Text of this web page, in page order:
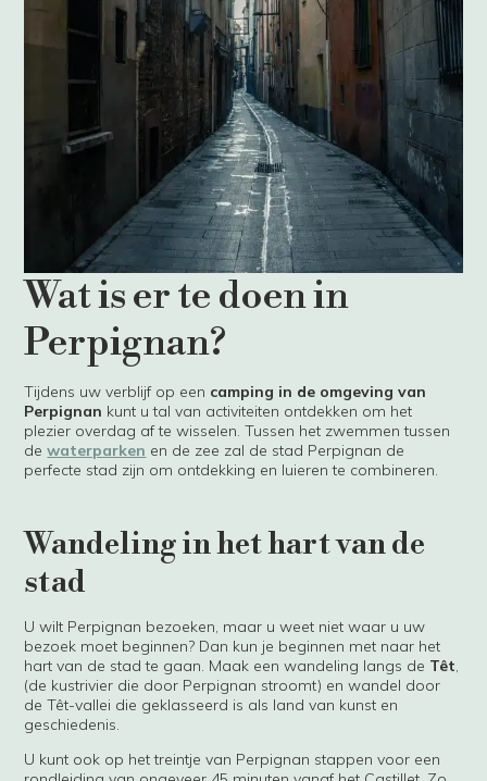
Wat is er te doen in
Perpignan?
Tijdens uw verblijf op een camping in de omgeving van
Perpignan kunt u tal van activiteiten ontdekken om het
plezier overdag af te wisselen. Tussen het zwemmen tussen
dewaterparken en de zee zal de stad Perpignan de
perfecte stad zijn om ontdekking en luieren te combineren.
Wandeling in het hart van de
stad
U wilt Perpignan bezoeken, maar u weet niet waar u uw
bezoek moet beginnen? Dan kun je beginnen met naar het
hart van de stad te gaan. Maak een wandeling langs de Têt,
(de kustrivier die door Perpignan stroomt) en wandel door
de Têt-vallei die geklasseerd is als land van kunst en
geschiedenis.
U kunt ook op het treintje van Perpignan stappen voor een